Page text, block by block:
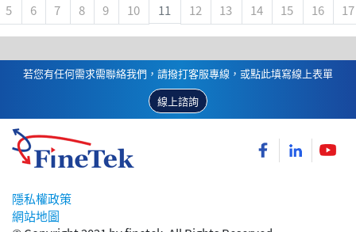
5 6 7 8 9 10 11 12 13 14 15 16 17
若您有任何需求需聯絡我們，請撥打客服專線，或點此填寫線上表單
線上諮詢
隱私權政策
網站地圖